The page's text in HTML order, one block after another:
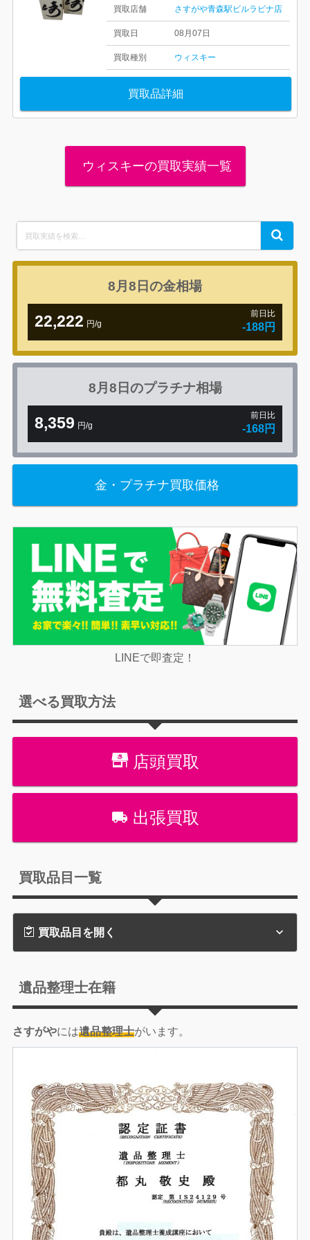
買取店舗 さすがや青森駅ビルラビナ店
買取日 08月07日
買取種別 ウィスキー
買取品詳細
ウィスキーの買取実績一覧
for:
Search
8月8日の金相場
22,222 円/g
前日比
-188円
8月8日のプラチナ相場
8,359 円/g
前日比
-168円
金・プラチナ買取価格
LINEで即査定！
選べる買取方法
店頭買取
出張買取
買取品目一覧
買取品目を開く
遺品整理士在籍
さすがやには遺品整理士がいます。